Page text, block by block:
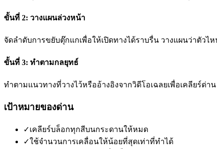
ขั้นที่ 2: วางแผนล่วงหน้า
จัดลำดับการขยับตุ๊กแกเพื่อให้เปิดทางได้ราบรื่น วางแผนว่าตัว
ขั้นที่ 3: ทำตามกลยุทธ์
ทำตามแนวทางที่วางไว้หรืออ้างอิงจากวิดีโอเฉลยเพื่อเคลียร์ด่า
เป้าหมายของด่าน
✓เคลียร์บล็อกทุกสีบนกระดานให้หมด
✓ใช้จำนวนการเคลื่อนให้น้อยที่สุดเท่าที่ทำได้